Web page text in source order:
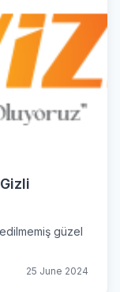
güzel
25 June 2024